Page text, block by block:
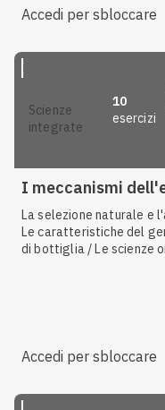
Accedi per sbloccare
scienze
integrate
10
esercizi
I meccanismi
La selezione naturale
Le caratteristiche del
di bottiglia / Le scienze
Accedi per sbloccare